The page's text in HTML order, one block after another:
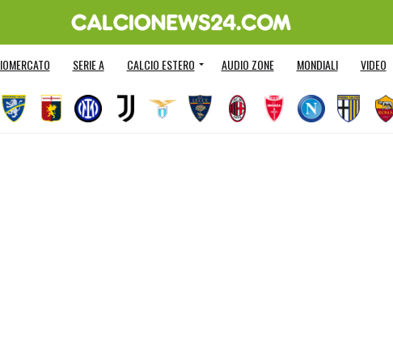
SERIE A CALCIO ESTERO AUDIO ZONE MONDIALI VIDEO